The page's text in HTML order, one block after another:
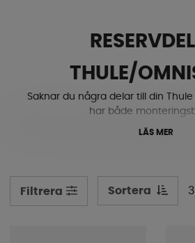
THULE/
Saknar du några delar till din Thule
har både
samt plastbeslag och fotplatta
LÄS MER
Filtrera Sortera